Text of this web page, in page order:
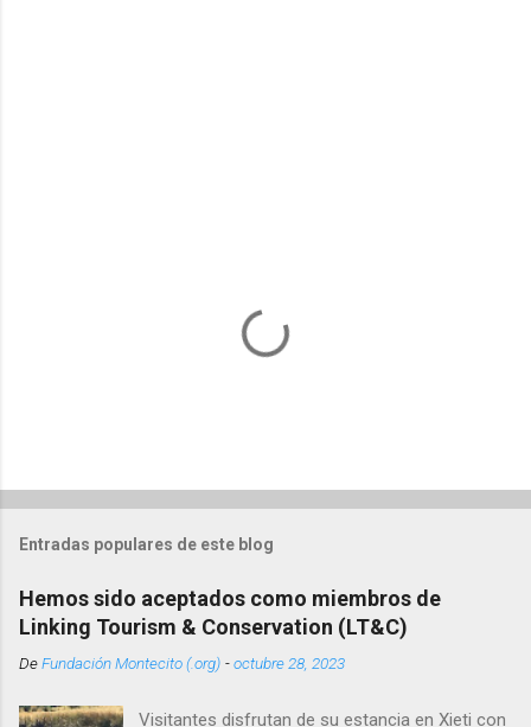
Entradas populares de este blog
Hemos sido aceptados como miembros de
Linking Tourism & Conservation (LT&C)
DeFundación Montecito (.org) -octubre 28, 2023
Visitantes disfrutan de su estancia en Xieti con